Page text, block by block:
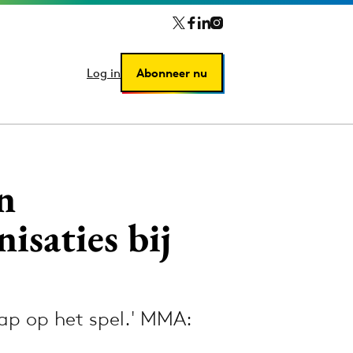
Log in Abonneer nu
Log in Abonneer nu
bij
op het spel.' MMA: